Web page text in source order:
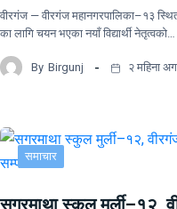
वीरगंज — वीरगंज महानगरपालिका–१३
का लागि चयन भएका नयाँ विद्यार्थी नेतृत्वको…
By Birgunj २ महिना
समाचार